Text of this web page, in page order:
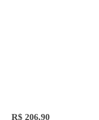
R$ 206,90